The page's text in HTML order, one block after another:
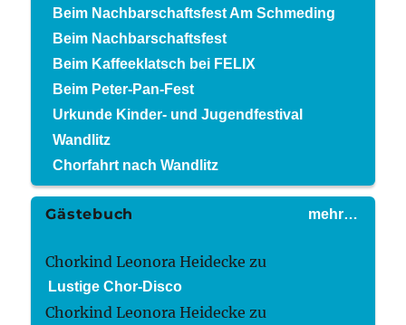
Beim Nachbarschaftsfest Am Schmeding
Beim Nachbarschaftsfest
Beim Kaffeeklatsch bei FELIX
Beim Peter-Pan-Fest
Urkunde Kinder- und Jugendfestival
Wandlitz
Chorfahrt nach Wandlitz
mehr…
Gästebuch
Chorkind Leonora Heidecke zu
Lustige Chor-Disco
Chorkind Leonora Heidecke zu